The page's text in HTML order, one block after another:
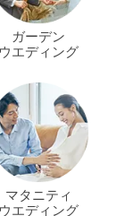
ガーデン
ウエディング
マタニティ
ウエディング